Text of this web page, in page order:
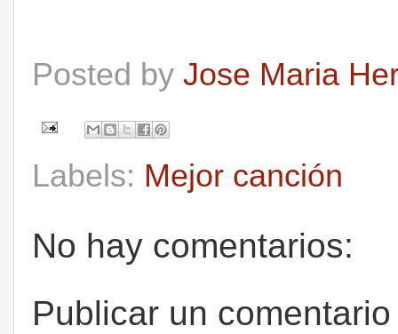
Posted by Jose Maria
Labels: Mejor canción
No hay comentarios:
Publicar un comentario